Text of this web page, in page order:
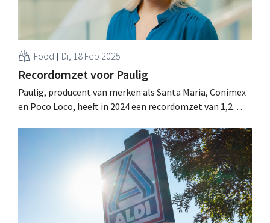
Food Di, 18 Feb 2025
Recordomzet voor Paulig
Paulig, producent van merken als Santa Maria, Conimex
en Poco Loco, heeft in 2024 een recordomzet van 1,2